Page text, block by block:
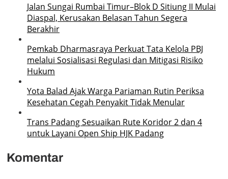
Jalan Sungai Rumbai Timur–Blok D Sitiung II Mulai
Diaspal, Kerusakan Belasan Tahun Segera
Berakhir
Pemkab Dharmasraya Perkuat Tata Kelola PBJ
melalui Sosialisasi Regulasi dan Mitigasi Risiko
Hukum
Yota Balad Ajak Warga Pariaman Rutin Periksa
Kesehatan Cegah Penyakit Tidak Menular
Trans Padang Sesuaikan Rute Koridor 2 dan 4
untuk Layani Open Ship HJK Padang
Komentar